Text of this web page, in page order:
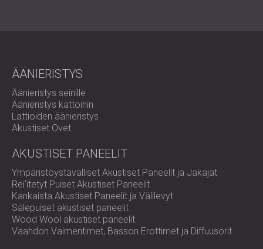
ÄÄNIERISTYS
Äänieristys seinille
Äänieristys kattoihin
Lattioiden äänieristys
Akustiset Ovet
AKUSTISET PANEELIT
Ympäristöystävälliset Akustiset Paneelit ja Jakajat
Rei'itetyt Puiset Akustiset Paneelit
Kankaista Akustiset Paneelit ja Välilevyt
Sälepuiset akustiset paneelit
Wood Wool akustiset paneelit
Vaahdon Vaimentimet, Basson Erottimet ja Diffuusorit